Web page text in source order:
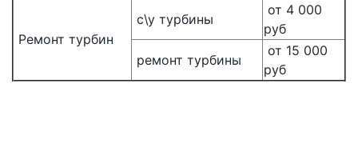
Ремонт турбин
с\у турбины
от 4 000
руб
ремонт турбины
от 15 000
руб